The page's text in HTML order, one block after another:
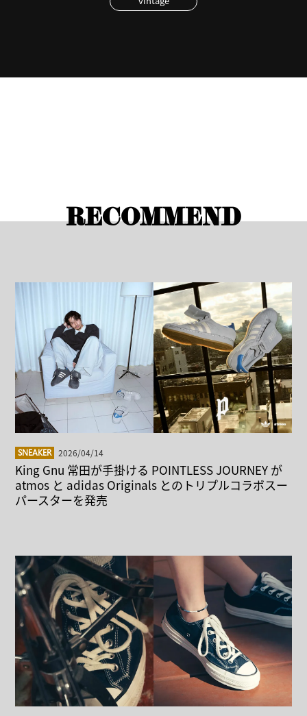
RECOMMEND
SNEAKER 2026/04/14
King Gnu 常田が手掛ける POINTLESS JOURNEY が
atmos と adidas Originals とのトリプルコラボスー
パースターを発売